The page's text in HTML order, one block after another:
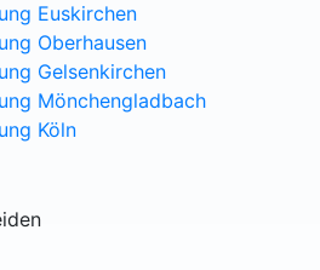
Euskirchen
Oberhausen
Gelsenkirchen
Mönchengladbach
Köln